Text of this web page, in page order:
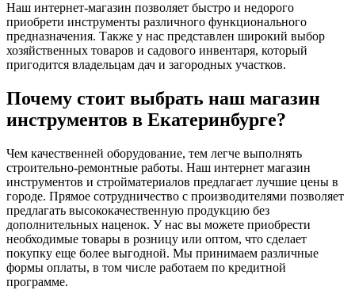
Наш интернет-магазин позволяет быстро и недорого
приобрети инструменты различного функционального
предназначения. Также у нас представлен широкий выбор
хозяйственных товаров и садового инвентаря, который
пригодится владельцам дач и загородных участков.
Почему стоит выбрать наш магазин
инструментов в Екатеринбурге?
Чем качественней оборудование, тем легче выполнять
строительно-ремонтные работы. Наш интернет магазин
инструментов и стройматериалов предлагает лучшие цены в
городе. Прямое сотрудничество с производителями позволяет
предлагать высококачественную продукцию без
дополнительных наценок. У нас вы можете приобрести
необходимые товары в розницу или оптом, что сделает
покупку еще более выгодной. Мы принимаем различные
формы оплаты, в том числе работаем по кредитной
программе.